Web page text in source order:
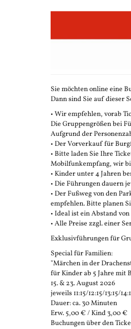
Sie möchten online eine
Dann sind Sie auf dieser
• Wir empfehlen, vorab
Die Gruppengrößen bei
Aufgrund der
• Der Vorverkauf für
• Bitte laden Sie Ihre
Mobilfunkempfang, wir
• Kinder unter 4 Jahren
• Die Führungen dauern
• Der Fußweg von den
empfehlen. Bitte planen
• Ideal ist ein Abstand
• Alle Preise zzgl. einer
Exklusivführungen für
Special für Familien:
"Märchen in der
für Kinder ab 5 Jahre mit
15. & 23. August 2026
jeweils 11:15/12:15/13:15/
Dauer: ca. 30 Minuten
Erw. 5,00 € / Kind 3,00 €
Buchungen über den